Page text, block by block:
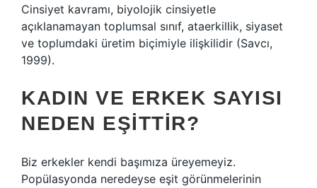
Cinsiyet kavramı, biyolojik cinsiyetle
açıklanamayan toplumsal sınıf, ataerkillik, siyaset
ve toplumdaki üretim biçimiyle ilişkilidir (Savcı,
1999).
KADIN VE ERKEK SAYISI
NEDEN EŞITTIR?
Biz erkekler kendi başımıza üreyemeyiz.
Popülasyonda neredeyse eşit görünmelerinin